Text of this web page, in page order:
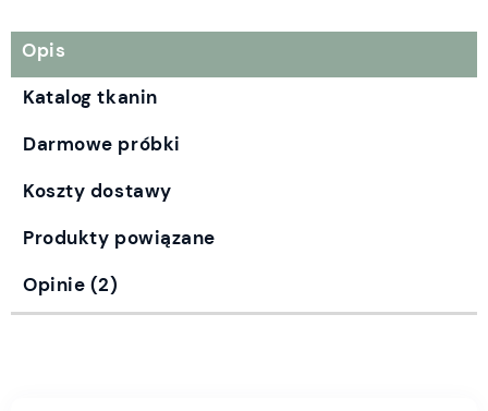
Opis
Katalog tkanin
Darmowe próbki
Koszty dostawy
Produkty powiązane
Opinie (2)